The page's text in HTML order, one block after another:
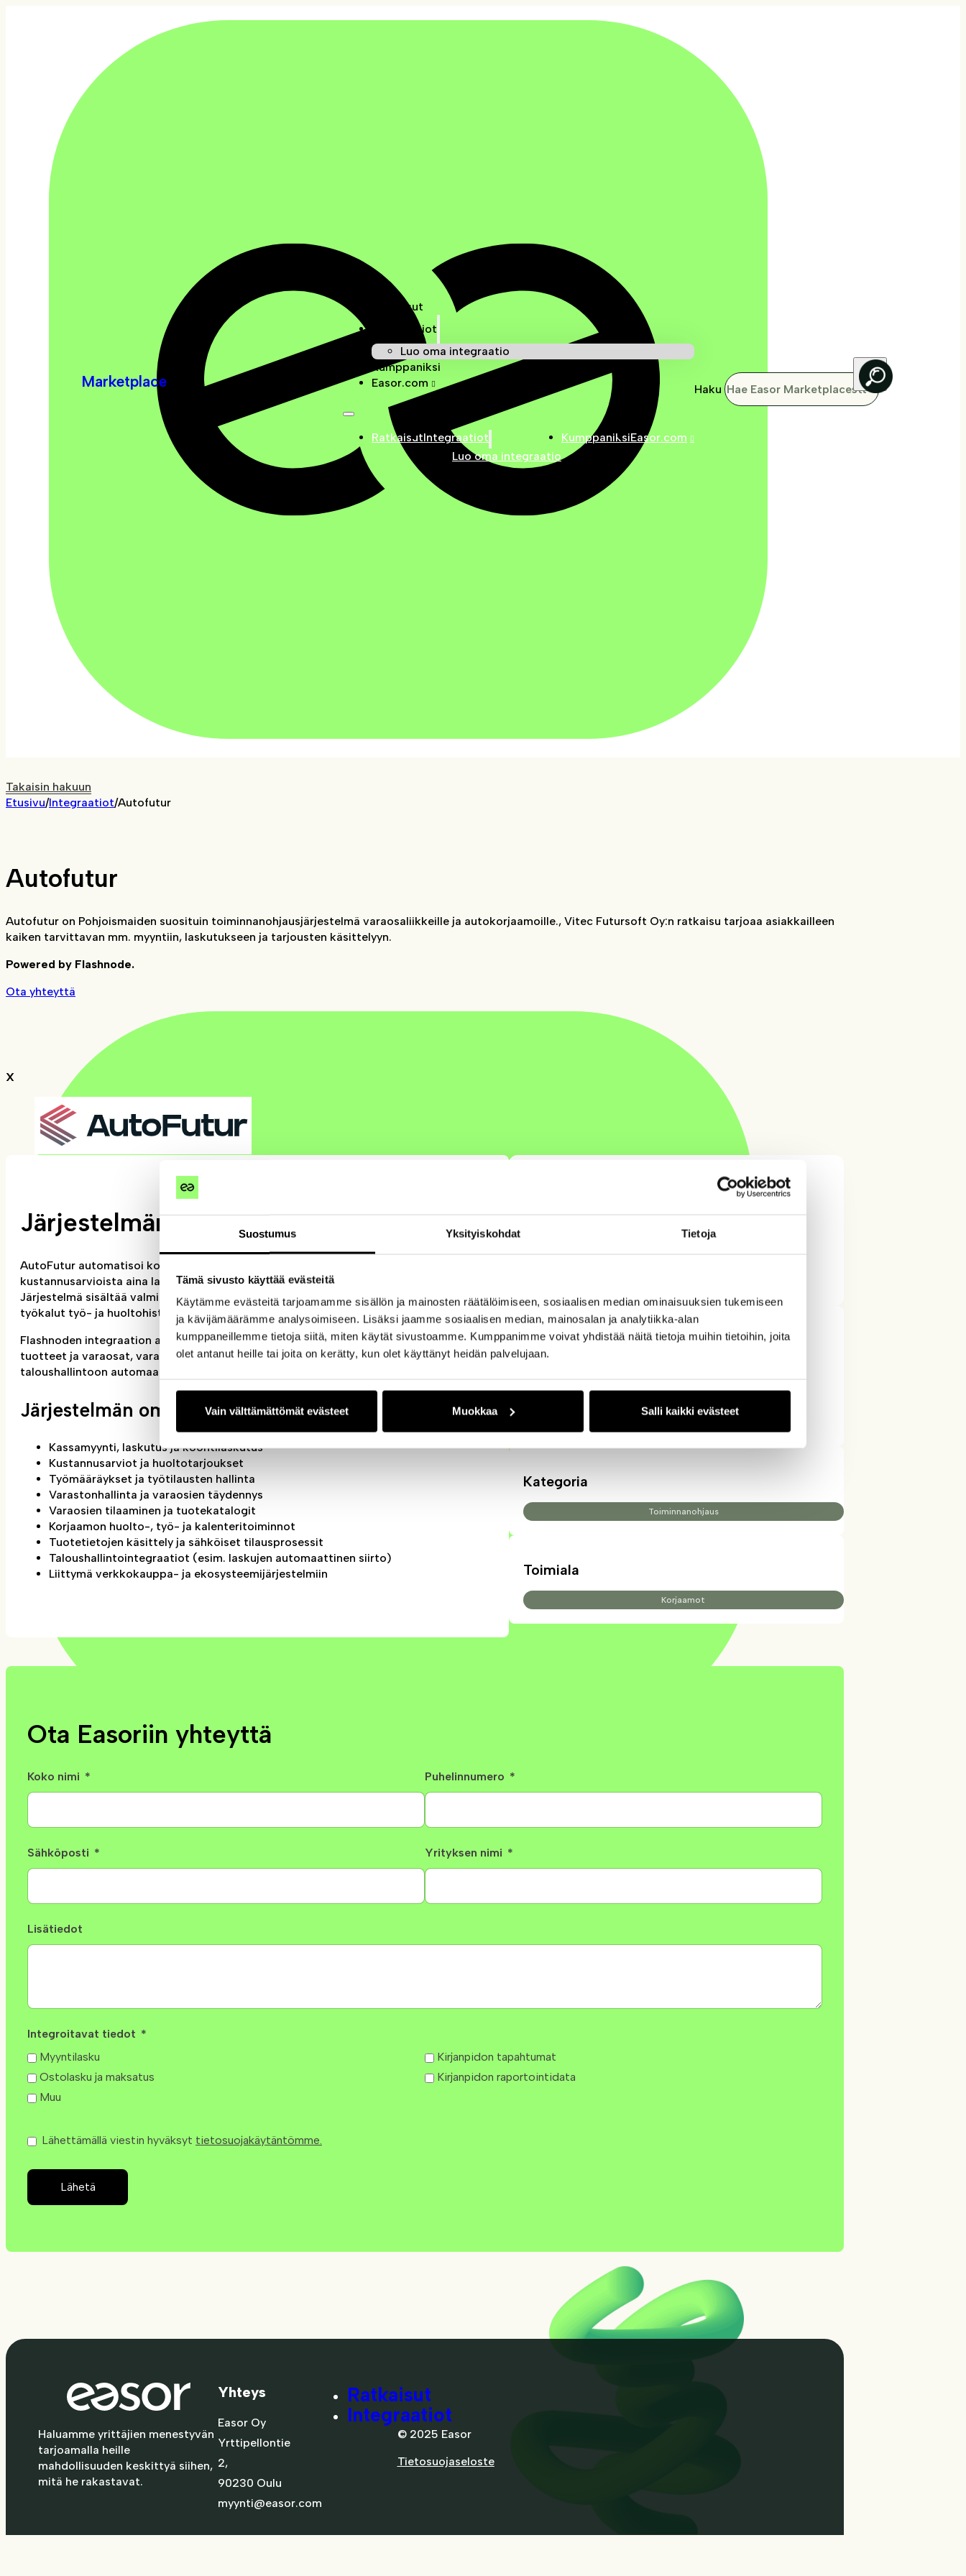
Suostumus Yksityiskohdat Tietoja
Tämä sivusto käyttää evästeitä
Käytämme evästeitä tarjoamamme sisällön ja mainosten räätälöimiseen, sosiaalisen median ominaisuuksien tukemiseen
ja kävijämäärämme analysoimiseen. Lisäksi jaamme sosiaalisen median, mainosalan ja analytiikka-alan
kumppaneillemme tietoja siitä, miten käytät sivustoamme. Kumppanimme voivat yhdistää näitä tietoja muihin tietoihin, joita
olet antanut heille tai joita on kerätty, kun olet käyttänyt heidän palvelujaan.
Vain välttämättömät evästeet Muokkaa Salli kaikki evästeet
Marketplace
Ratkaisut
Integraatiot
Luo oma integraatio
Kumppaniksi
Easor.com
RatkaisutIntegraatiot
Luo oma integraatio
KumppaniksiEasor.com
Haku
Takaisin hakuun
Etusivu/Integraatiot/Autofutur
Autofutur
Autofutur on Pohjoismaiden suosituin toiminnanohjausjärjestelmä varaosaliikkeille ja autokorjaamoille., Vitec Futursoft Oy:n ratkaisu tarjoaa asiakkailleen
kaiken tarvittavan mm. myyntiin, laskutukseen ja tarjousten käsittelyyn.
Powered by Flashnode.
Ota yhteyttä
X
Järjestelmän kuvaus
AutoFutur automatisoi korjaamon ja varaosamyynnin prosesseja: työn vastaanotosta ja
kustannusarvioista aina laskutukseen, raportointiin ja varaston täydennykseen asti.
Järjestelmä sisältää valmiit yhteydet varaosatoimittajien tietokantoihin sekä tehokkaat
työkalut työ- ja huoltohistoriaan, asiakastietoihin ja myyntiin.
Flashnoden integraation avulla AutoFuturista voidaan siirtää esimerkiksi myyntilaskut,
tuotteet ja varaosat, varastosaldot, työtilaukset ja tilitystiedot suoraan
taloushallintoon automaattisesti.
Järjestelmän ominaisuudet
Kassamyynti, laskutus ja koontilaskutus
Kustannusarviot ja huoltotarjoukset
Työmääräykset ja työtilausten hallinta
Varastonhallinta ja varaosien täydennys
Varaosien tilaaminen ja tuotekatalogit
Korjaamon huolto-, työ- ja kalenteritoiminnot
Tuotetietojen käsittely ja sähköiset tilausprosessit
Taloushallintointegraatiot (esim. laskujen automaattinen siirto)
Liittymä verkkokauppa- ja ekosysteemijärjestelmiin
Integraatiot
Kategoria
Toiminnanohjaus
Toimiala
Korjaamot
Ota Easoriin yhteyttä
Koko nimi Puhelinnumero
Sähköposti Yrityksen nimi
Lisätiedot
Integroitavat tiedot
Myyntilasku
Kirjanpidon tapahtumat
Ostolasku ja maksatus
Kirjanpidon raportointidata
Muu
Lähettämällä viestin hyväksyt tietosuojakäytäntömme.
Lähetä
Haluamme yrittäjien menestyvän
tarjoamalla heille
mahdollisuuden keskittyä siihen,
mitä he rakastavat.
Yhteys
Easor Oy
Yrttipellontie
2,
90230 Oulu
myynti@easor.com
Ratkaisut
Integraatiot
© 2025 Easor
Tietosuojaseloste